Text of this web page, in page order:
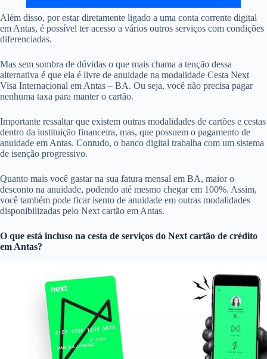
Além disso, por estar diretamente ligado a uma conta corrente digital
em Antas, é possível ter acesso a vários outros serviços com condições
diferenciadas.
Mas sem sombra de dúvidas o que mais chama a tenção dessa
alternativa é que ela é livre de anuidade na modalidade Cesta Next
Visa Internacional em Antas – BA. Ou seja, você não precisa pagar
nenhuma taxa para manter o cartão.
Importante ressaltar que existem outras modalidades de cartões e cestas
dentro da instituição financeira, mas, que possuem o pagamento de
anuidade em Antas. Contudo, o banco digital trabalha com um sistema
de isenção progressivo.
Quanto mais você gastar na sua fatura mensal em BA, maior o
desconto na anuidade, podendo até mesmo chegar em 100%. Assim,
você também pode ficar isento de anuidade em outras modalidades
disponibilizadas pelo Next cartão em Antas.
O que está incluso na cesta de serviços do Next cartão de crédito
em Antas?